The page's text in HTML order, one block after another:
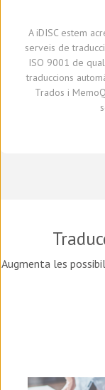
A iDISC estem
serveis de
ISO 9001 de
traduccions
Trados i MemoQ
Augmenta les